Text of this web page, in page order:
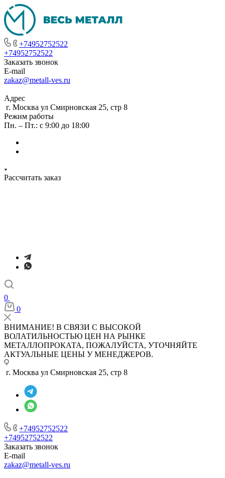
+74952752522
+74952752522
Заказать звонок
E-mail
zakaz@metall-ves.ru
Адрес
г. Москва ул Смирновская 25, стр 8
Режим работы
Пн. – Пт.: с 9:00 до 18:00
Рассчитать заказ
0
0
ВНИМАНИЕ! В СВЯЗИ С ВЫСОКОЙ
ВОЛАТИЛЬНОСТЬЮ ЦЕН НА РЫНКЕ
МЕТАЛЛОПРОКАТА, ПОЖАЛУЙСТА, УТОЧНЯЙТЕ
АКТУАЛЬНЫЕ ЦЕНЫ У МЕНЕДЖЕРОВ.
г. Москва ул Смирновская 25, стр 8
+74952752522
+74952752522
Заказать звонок
E-mail
zakaz@metall-ves.ru